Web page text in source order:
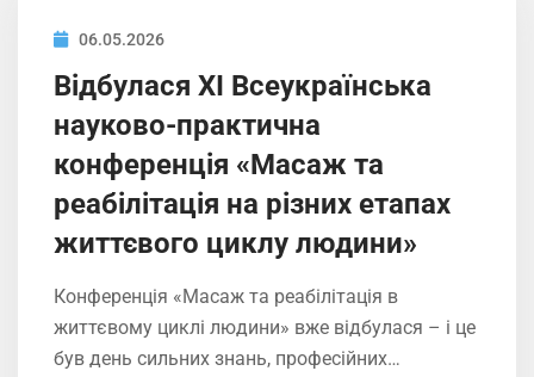
06.05.2026
Відбулася ХІ Всеукраїнська
науково-практична
конференція «Масаж та
реабілітація на різних етапах
життєвого циклу людини»
Конференція «Масаж та реабілітація в
життєвому циклі людини» вже відбулася – і це
був день сильних знань, професійних…